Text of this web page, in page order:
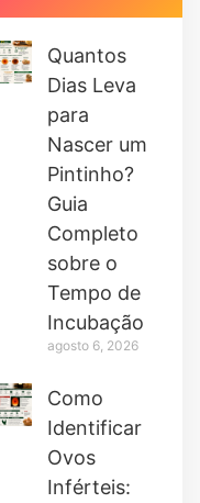
Quantos
Dias Leva
para
Nascer um
Pintinho?
Guia
Completo
sobre o
Tempo de
Incubação
agosto 6, 2026
Como
Identificar
Ovos
Inférteis: